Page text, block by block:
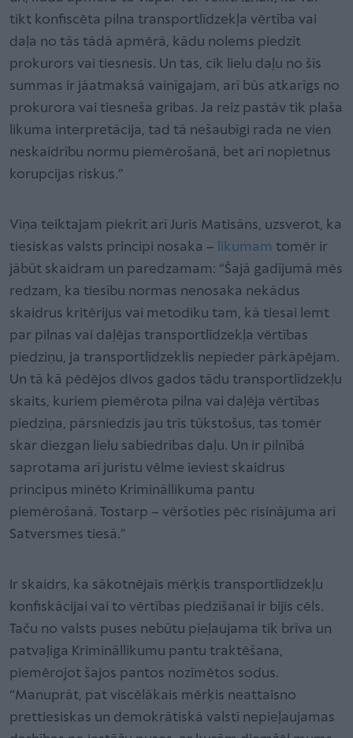
tikt konfiscēta pilna transportlīdzekļa vērtība vai
daļa no tās tādā apmērā, kādu nolems piedzīt
prokurors vai tiesnesis. Un tas, cik lielu daļu no šīs
summas ir jāatmaksā vainīgajam, arī būs atkarīgs no
prokurora vai tiesneša gribas. Ja reiz pastāv tik plaša
likuma interpretācija, tad tā nešaubīgi rada ne vien
neskaidrību normu piemērošanā, bet arī nopietnus
korupcijas riskus.”
Viņa teiktajam piekrīt arī Juris Matisāns, uzsverot, ka
tiesiskas valsts principi nosaka – likumam tomēr ir
jābūt skaidram un paredzamam: “Šajā gadījumā mēs
redzam, ka tiesību normas nenosaka nekādus
skaidrus kritērijus vai metodiku tam, kā tiesai lemt
par pilnas vai daļējas transportlīdzekļa vērtības
piedziņu, ja transportlīdzeklis nepieder pārkāpējam.
Un tā kā pēdējos divos gados tādu transportlīdzekļu
skaits, kuriem piemērota pilna vai daļēja vērtības
piedziņa, pārsniedzis jau trīs tūkstošus, tas tomēr
skar diezgan lielu sabiedrības daļu. Un ir pilnībā
saprotama arī juristu vēlme ieviest skaidrus
principus minēto Krimināllikuma pantu
piemērošanā. Tostarp – vēršoties pēc risinājuma arī
Satversmes tiesā.”
Ir skaidrs, ka sākotnējais mērķis transportlīdzekļu
konfiskācijai vai to vērtības piedzīšanai ir bijis cēls.
Taču no valsts puses nebūtu pieļaujama tik brīva un
patvaļīga Krimināllikumu pantu traktēšana,
piemērojot šajos pantos nozīmētos sodus.
“Manuprāt, pat viscēlākais mērķis neattaisno
prettiesiskas un demokrātiskā valstī nepieļaujamas